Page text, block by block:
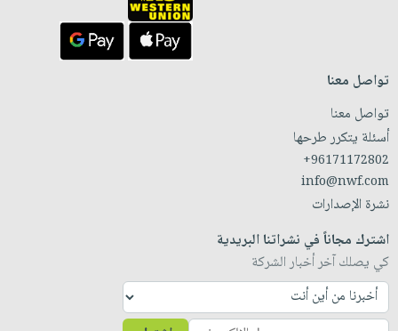
تواصل معنا
تواصل معنا
أسئلة يتكرر طرحها
+96171172802
info@nwf.com
نشرة الإصدارات
اشترك مجاناً في نشراتنا البريدية
كي يصلك آخر أخبار الشركة